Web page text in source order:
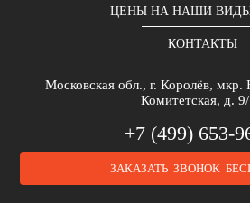
ЦЕНЫ НА НАШИ ВИДЫ
КОНТАКТЫ
Московская обл., г. Королёв,
Комитетская, д.
+7 (499) 653-
ЗАКАЗАТЬ ЗВОНОК